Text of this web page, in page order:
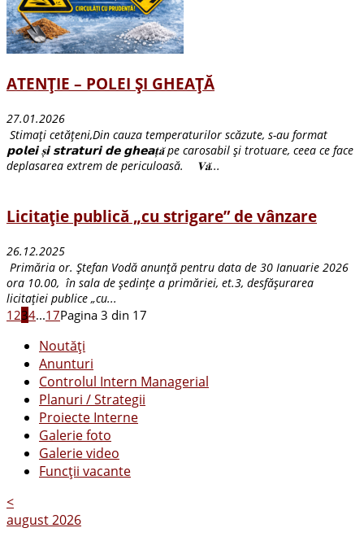
ATENȚIE – POLEI ȘI GHEAȚĂ
27.01.2026
Stimați cetățeni,Din cauza temperaturilor scăzute, s-au format
𝗽𝗼𝗹𝗲𝗶 𝐬̦𝗶 𝘀𝘁𝗿𝗮𝘁𝘂𝗿𝗶 𝗱𝗲 𝗴𝗵𝗲𝗮𝐭̦𝐚̆ pe carosabil și trotuare, ceea ce face
deplasarea extrem de periculoasă. 𝐕𝐚̆...
Licitație publică „cu strigare” de vânzare
26.12.2025
Primăria or. Ştefan Vodă anunță pentru data de 30 Ianuarie 2026
ora 10.00, în sala de ședințe a primăriei, et.3, desfășurarea
licitației publice „cu...
1234...17Pagina 3 din 17
Noutăți
Anunturi
Controlul Intern Managerial
Planuri / Strategii
Proiecte Interne
Galerie foto
Galerie video
Funcții vacante
<
august 2026